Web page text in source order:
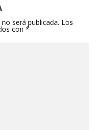
será publicada. Los
con*